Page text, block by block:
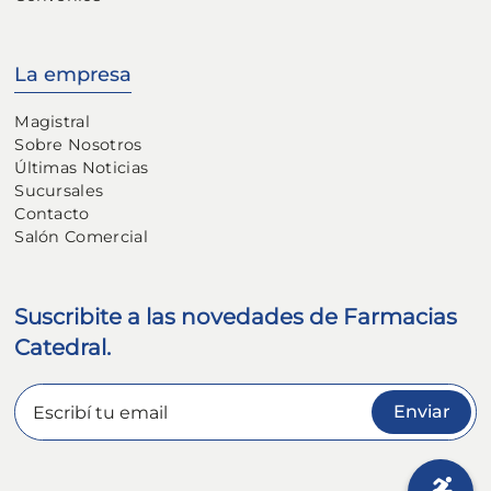
La empresa
Magistral
Sobre Nosotros
Últimas Noticias
Sucursales
Contacto
Salón Comercial
Suscribite a las novedades de Farmacias
Catedral.
Enviar